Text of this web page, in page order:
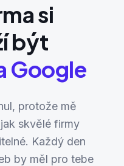
si
být
Google
protože mě
skvělé firmy
Každý den
by měl pro tebe